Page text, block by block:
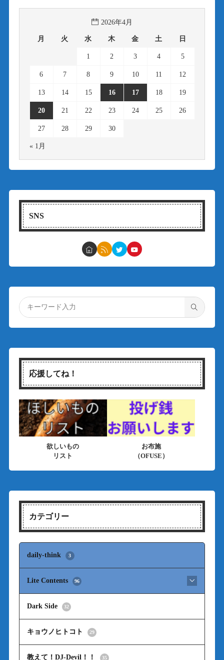
2026年4月
月 火 水 木 金 土 日
1 2 3 4 5
6 7 8 9 10 11 12
13 14 15 16 17 18 19
20 21 22 23 24 25 26
27 28 29 30
« 1月
SNS
応援してね！
欲しいもの
リスト
お布施
（OFUSE）
カテゴリー
daily-think 3
Lite Contents 96
Dark Side 32
キョウノヒトコト 29
教えて！DJ-Devil！！ 35